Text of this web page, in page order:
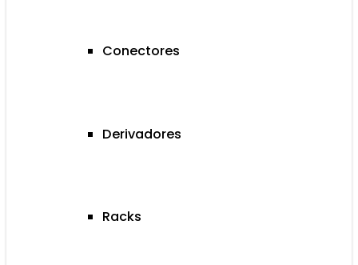
Conectores
Derivadores
Racks